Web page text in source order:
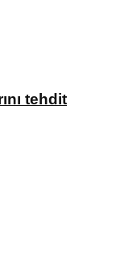
tehdit